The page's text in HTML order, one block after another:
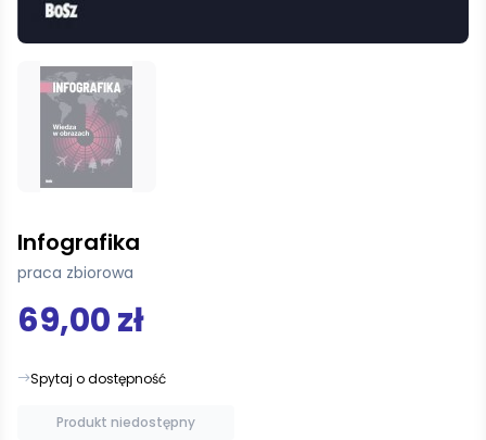
Infografika
praca zbiorowa
69,00 zł
Spytaj o dostępność
Produkt niedostępny